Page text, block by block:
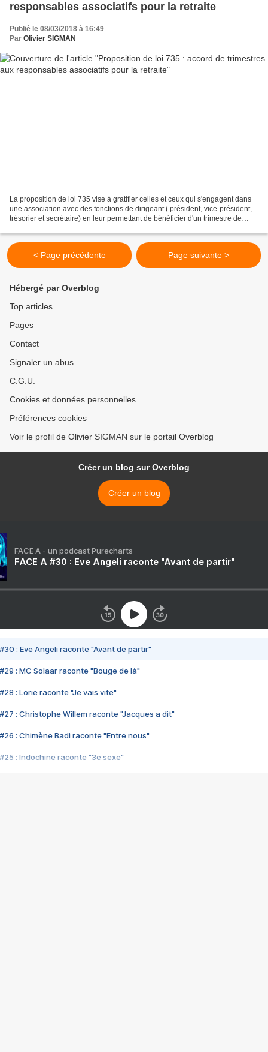
responsables associatifs pour la retraite
Publié le 08/03/2018 à 16:49
Par Olivier SIGMAN
La proposition de loi 735 vise à gratifier celles et ceux qui s'engagent dans
une association avec des fonctions de dirigeant ( président, vice-président,
trésorier et secrétaire) en leur permettant de bénéficier d'un trimestre de
< Page précédente Page suivante >
Hébergé par Overblog
Top articles
Pages
Contact
Signaler un abus
C.G.U.
Cookies et données personnelles
Préférences cookies
Voir le profil de Olivier SIGMAN sur le portail Overblog
Créer un blog sur Overblog
Créer un blog
FACE A - un podcast Purecharts
FACE A #30 : Eve Angeli raconte "Avant de partir"
#30 : Eve Angeli raconte "Avant de partir"
#29 : MC Solaar raconte "Bouge de là"
#28 : Lorie raconte "Je vais vite"
#27 : Christophe Willem raconte "Jacques a dit"
#26 : Chimène Badi raconte "Entre nous"
#25 : Indochine raconte "3e sexe"